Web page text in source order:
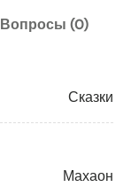
Вопросы (0)
Сказки
Махаон